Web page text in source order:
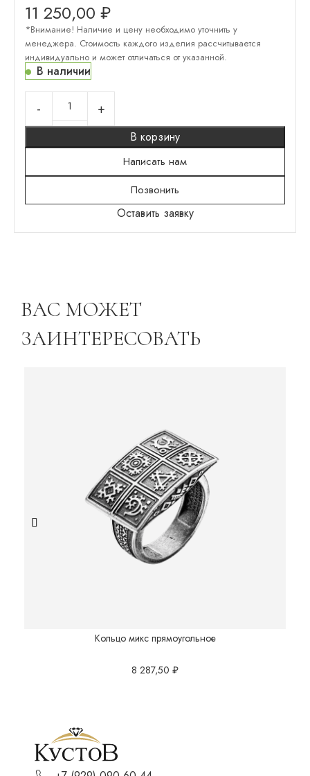
11 250,00 ₽
*Внимание! Наличие и цену необходимо уточнить у
менеджера. Стоимость каждого изделия рассчитывается
индивидуально и может отличаться от указанной.
В наличии
В корзину
Написать нам
Позвонить
Оставить заявку
ВАС МОЖЕТ
ЗАИНТЕРЕСОВАТЬ
Кольцо микс прямоугольное
8 287,50 ₽